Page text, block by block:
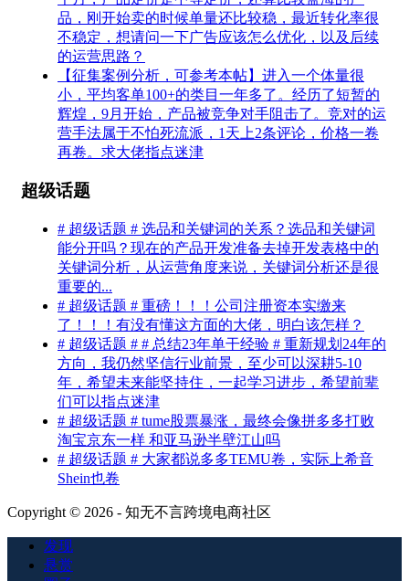
品，刚开始卖的时候单量还比较稳，最近转化率很
不稳定，想请问一下广告应该怎么优化，以及后续
的运营思路？
【征集案例分析，可参考本帖】进入一个体量很
小，平均客单100+的类目一年多了。经历了短暂的
辉煌，9月开始，产品被竞争对手阻击了。竞对的运
营手法属于不怕死流派，1天上2条评论，价格一卷
再卷。求大佬指点迷津
超级话题
# 超级话题 # 选品和关键词的关系？选品和关键词
能分开吗？现在的产品开发准备去掉开发表格中的
关键词分析，从运营角度来说，关键词分析还是很
重要的...
# 超级话题 # 重磅！！！公司注册资本实缴来
了！！！有没有懂这方面的大佬，明白该怎样？
# 超级话题 # # 总结23年单干经验 # 重新规划24年的
方向，我仍然坚信行业前景，至少可以深耕5-10
年，希望未来能坚持住，一起学习进步，希望前辈
们可以指点迷津
# 超级话题 # tume股票暴涨，最终会像拼多多打败
淘宝京东一样 和亚马逊半壁江山吗
# 超级话题 # 大家都说多多TEMU卷，实际上希音
Shein也卷
Copyright © 2026 - 知无不言跨境电商社区
发现
悬赏